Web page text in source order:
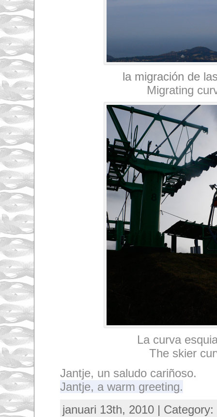
la migración de
Migrating
La curva
The skier
Jantje, un saludo cariñoso.
Jantje, a warm greeting.
januari 13th, 2010 | Category: